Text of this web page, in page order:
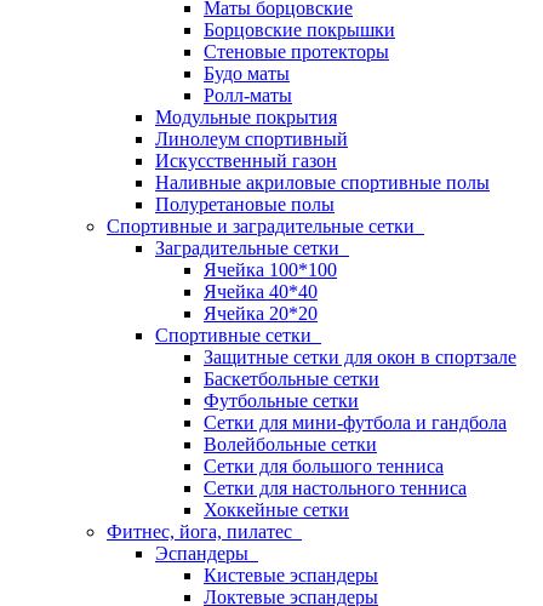
Маты борцовские
Борцовские покрышки
Стеновые протекторы
Будо маты
Ролл-маты
Модульные покрытия
Линолеум спортивный
Искусственный газон
Наливные акриловые спортивные полы
Полуретановые полы
Спортивные и заградительные сетки
Заградительные сетки
Ячейка 100*100
Ячейка 40*40
Ячейка 20*20
Спортивные сетки
Защитные сетки для окон в спортзале
Баскетбольные сетки
Футбольные сетки
Сетки для мини-футбола и гандбола
Волейбольные сетки
Сетки для большого тенниса
Сетки для настольного тенниса
Хоккейные сетки
Фитнес, йога, пилатес
Эспандеры
Кистевые эспандеры
Локтевые эспандеры